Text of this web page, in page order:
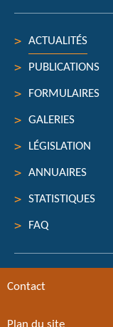
ACTUALITÉS
PUBLICATIONS
FORMULAIRES
GALERIES
LÉGISLATION
ANNUAIRES
STATISTIQUES
FAQ
Contact
Plan du site